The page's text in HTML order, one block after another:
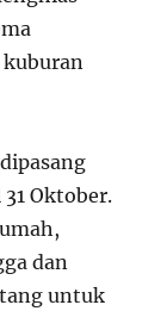
Oktober.
dan
untuk